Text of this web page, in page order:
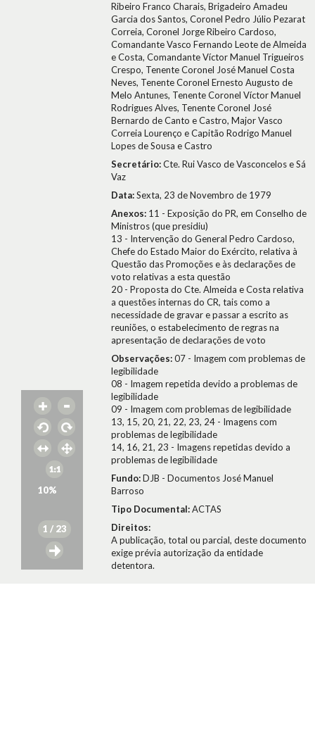
10%
1 / 23
Ribeiro Franco Charais, Brigadeiro Amadeu
Garcia dos Santos, Coronel Pedro Júlio Pezarat
Correia, Coronel Jorge Ribeiro Cardoso,
Comandante Vasco Fernando Leote de Almeida
e Costa, Comandante Víctor Manuel Trigueiros
Crespo, Tenente Coronel José Manuel Costa
Neves, Tenente Coronel Ernesto Augusto de
Melo Antunes, Tenente Coronel Víctor Manuel
Rodrigues Alves, Tenente Coronel José
Bernardo de Canto e Castro, Major Vasco
Correia Lourenço e Capitão Rodrigo Manuel
Lopes de Sousa e Castro
Secretário:Cte. Rui Vasco de Vasconcelos e Sá
Vaz
Data:Sexta, 23 de Novembro de 1979
Anexos: 11 - Exposição do PR, em Conselho de
Ministros (que presidiu)
13 - Intervenção do General Pedro Cardoso,
Chefe do Estado Maior do Exército, relativa à
Questão das Promoções e às declarações de
voto relativas a esta questão
20 - Proposta do Cte. Almeida e Costa relativa
a questões internas do CR, tais como a
necessidade de gravar e passar a escrito as
reuniões, o estabelecimento de regras na
apresentação de declarações de voto
Observações:07 - Imagem com problemas de
legibilidade
08 - Imagem repetida devido a problemas de
legibilidade
09 - Imagem com problemas de legibilidade
13, 15, 20, 21, 22, 23, 24 - Imagens com
problemas de legibilidade
14, 16, 21, 23 - Imagens repetidas devido a
problemas de legibilidade
Fundo:DJB - Documentos José Manuel
Barroso
Tipo Documental:ACTAS
Direitos:
A publicação, total ou parcial, deste documento
exige prévia autorização da entidade
detentora.